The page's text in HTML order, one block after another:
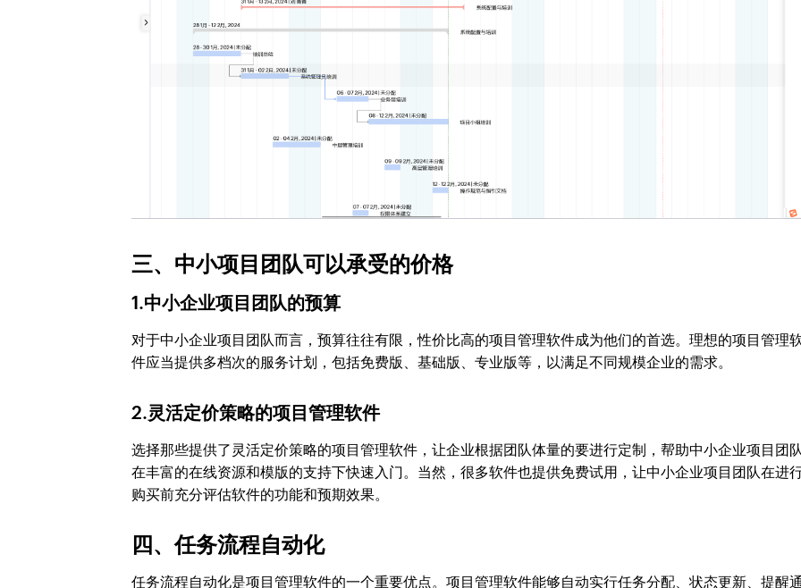
三、中小项目团队可以承受的价格
1.中小企业项目团队的预算
对于中小企业项目团队而言，预算往往有限，性价比高的项目管理软件成为他们的首选。理想的项目管理
件应当提供多档次的服务计划，包括免费版、基础版、专业版等，以满足不同规模企业的需求。
2.灵活定价策略的项目管理软件
选择那些提供了灵活定价策略的项目管理软件，让企业根据团队体量的要进行定制，帮助中小企业项目团
在丰富的在线资源和模版的支持下快速入门。当然，很多软件也提供免费试用，让中小企业项目团队在进
购买前充分评估软件的功能和预期效果。
四、任务流程自动化
任务流程自动化是项目管理软件的一个重要优点。项目管理软件能够自动实行任务分配、状态更新、提醒